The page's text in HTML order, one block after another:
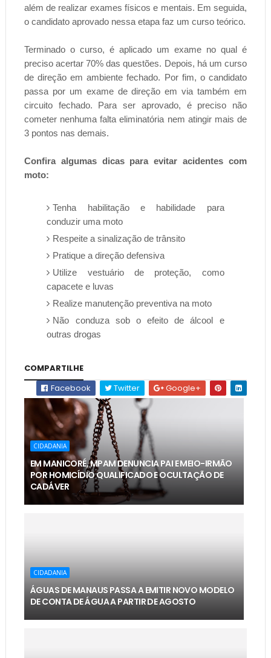
além de realizar exames físicos e mentais. Em seguida,
o candidato aprovado nessa etapa faz um curso teórico.
Terminado o curso, é aplicado um exame no qual é
preciso acertar 70% das questões. Depois, há um curso
de direção em ambiente fechado. Por fim, o candidato
passa por um exame de direção em via também em
circuito fechado. Para ser aprovado, é preciso não
cometer nenhuma falta eliminatória nem atingir mais de
3 pontos nas demais.
Confira algumas dicas para evitar acidentes com
moto:
Tenha habilitação e habilidade para
conduzir uma moto
Respeite a sinalização de trânsito
Pratique a direção defensiva
Utilize vestuário de proteção, como
capacete e luvas
Realize manutenção preventiva na moto
Não conduza sob o efeito de álcool e
outras drogas
COMPARTILHE
Facebook
Twitter Google+
CIDADANIA
EM MANICORÉ, MPAM DENUNCIA PAI E MEIO-IRMÃO
POR HOMICÍDIO QUALIFICADO E OCULTAÇÃO DE
CADÁVER
CIDADANIA
ÁGUAS DE MANAUS PASSA A EMITIR NOVO MODELO
DE CONTA DE ÁGUA A PARTIR DE AGOSTO